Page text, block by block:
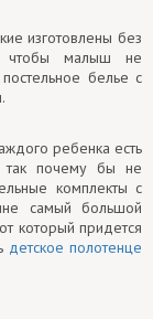
изготовлены без
чтобы малыш не
белье с
ребенка есть
так почему бы не
комплекты с
самый большой
который придется
детское полотенце